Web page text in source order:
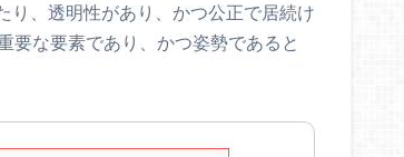
り、透明性があり、かつ公正で居続け
要な要素であり、かつ姿勢であると